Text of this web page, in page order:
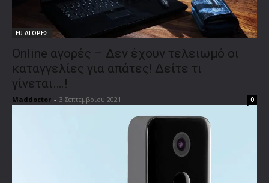
EU ΑΓΟΡΕΣ
Online αγορές – Δεν έχουν τελειωμό οι
καταγγελίες για απάτες! Δείτε τι
γίνεται….!
Maddoctor - 3 Σεπτεμβρίου 2021 0